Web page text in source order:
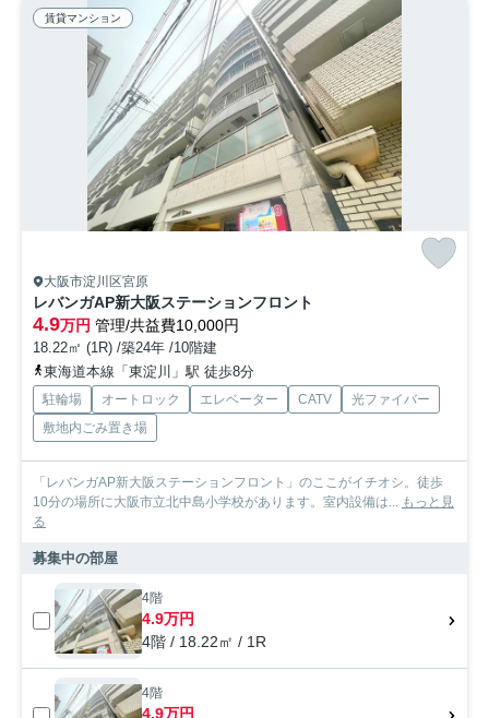
賃貸マンション
大阪市淀川区宮原
レバンガAP新大阪ステーションフロント
4.9万円 管理/共益費10,000円
18.22㎡ (1R) /築24年 /10階建
東海道本線「東淀川」駅 徒歩8分
駐輪場 オートロック エレベーター CATV
光ファイバー
敷地内ごみ置き場
「レバンガAP新大阪ステーションフロント」のここがイチオシ。徒歩
10分の場所に大阪市立北中島小学校があります。室内設備は... もっと見
る
募集中の部屋
4階
4.9万円
4階 / 18.22㎡ / 1R
4階
4.9万円